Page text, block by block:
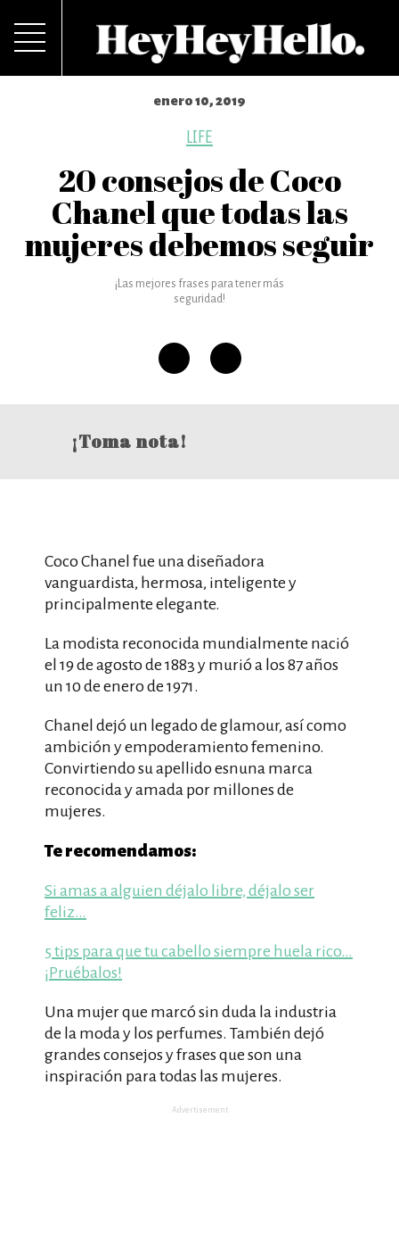
enero 10, 2019
LIFE
20 consejos de Coco
Chanel que todas las
mujeres debemos seguir
¡Las mejores frases para tener más
seguridad!
¡Toma nota!
Coco Chanel fue una diseñadora
vanguardista, hermosa, inteligente y
principalmente elegante.
La modista reconocida mundialmente nació
el 19 de agosto de 1883 y murió a los 87 años
un 10 de enero de 1971.
Chanel dejó un legado de glamour, así como
ambición y empoderamiento femenino.
Convirtiendo su apellido esnuna marca
reconocida y amada por millones de
mujeres.
Te recomendamos:
Si amas a alguien déjalo libre, déjalo ser
feliz…
5 tips para que tu cabello siempre huela rico…
¡Pruébalos!
Una mujer que marcó sin duda la industria
de la moda y los perfumes. También dejó
grandes consejos y frases que son una
inspiración para todas las mujeres.
Advertisement